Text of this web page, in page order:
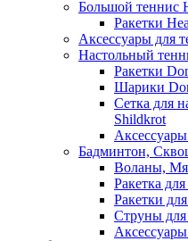
Большой теннис
Ракетки
Аксессуары для
Настольный
Ракетки
Шарики
Сетка для
Shildkrot
Бадминтон,
Воланы,
Ракетка
Ракетки
Струны